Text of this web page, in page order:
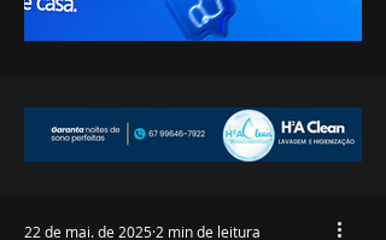
22 de mai. de 2025 2 min de leitura